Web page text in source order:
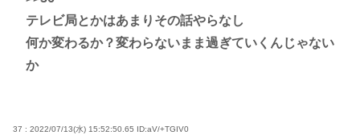
テレビ局とかはあまりその話やらなし
何か変わるか？変わらないまま過ぎていくんじゃない
か
37 : 2022/07/13(水) 15:52:50.65 ID:aV/+TGIV0